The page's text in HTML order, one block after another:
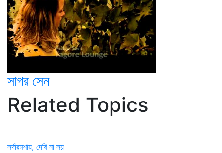
সাগর সেন
Related Topics
সর্দারমশায়, দেরি না সয়